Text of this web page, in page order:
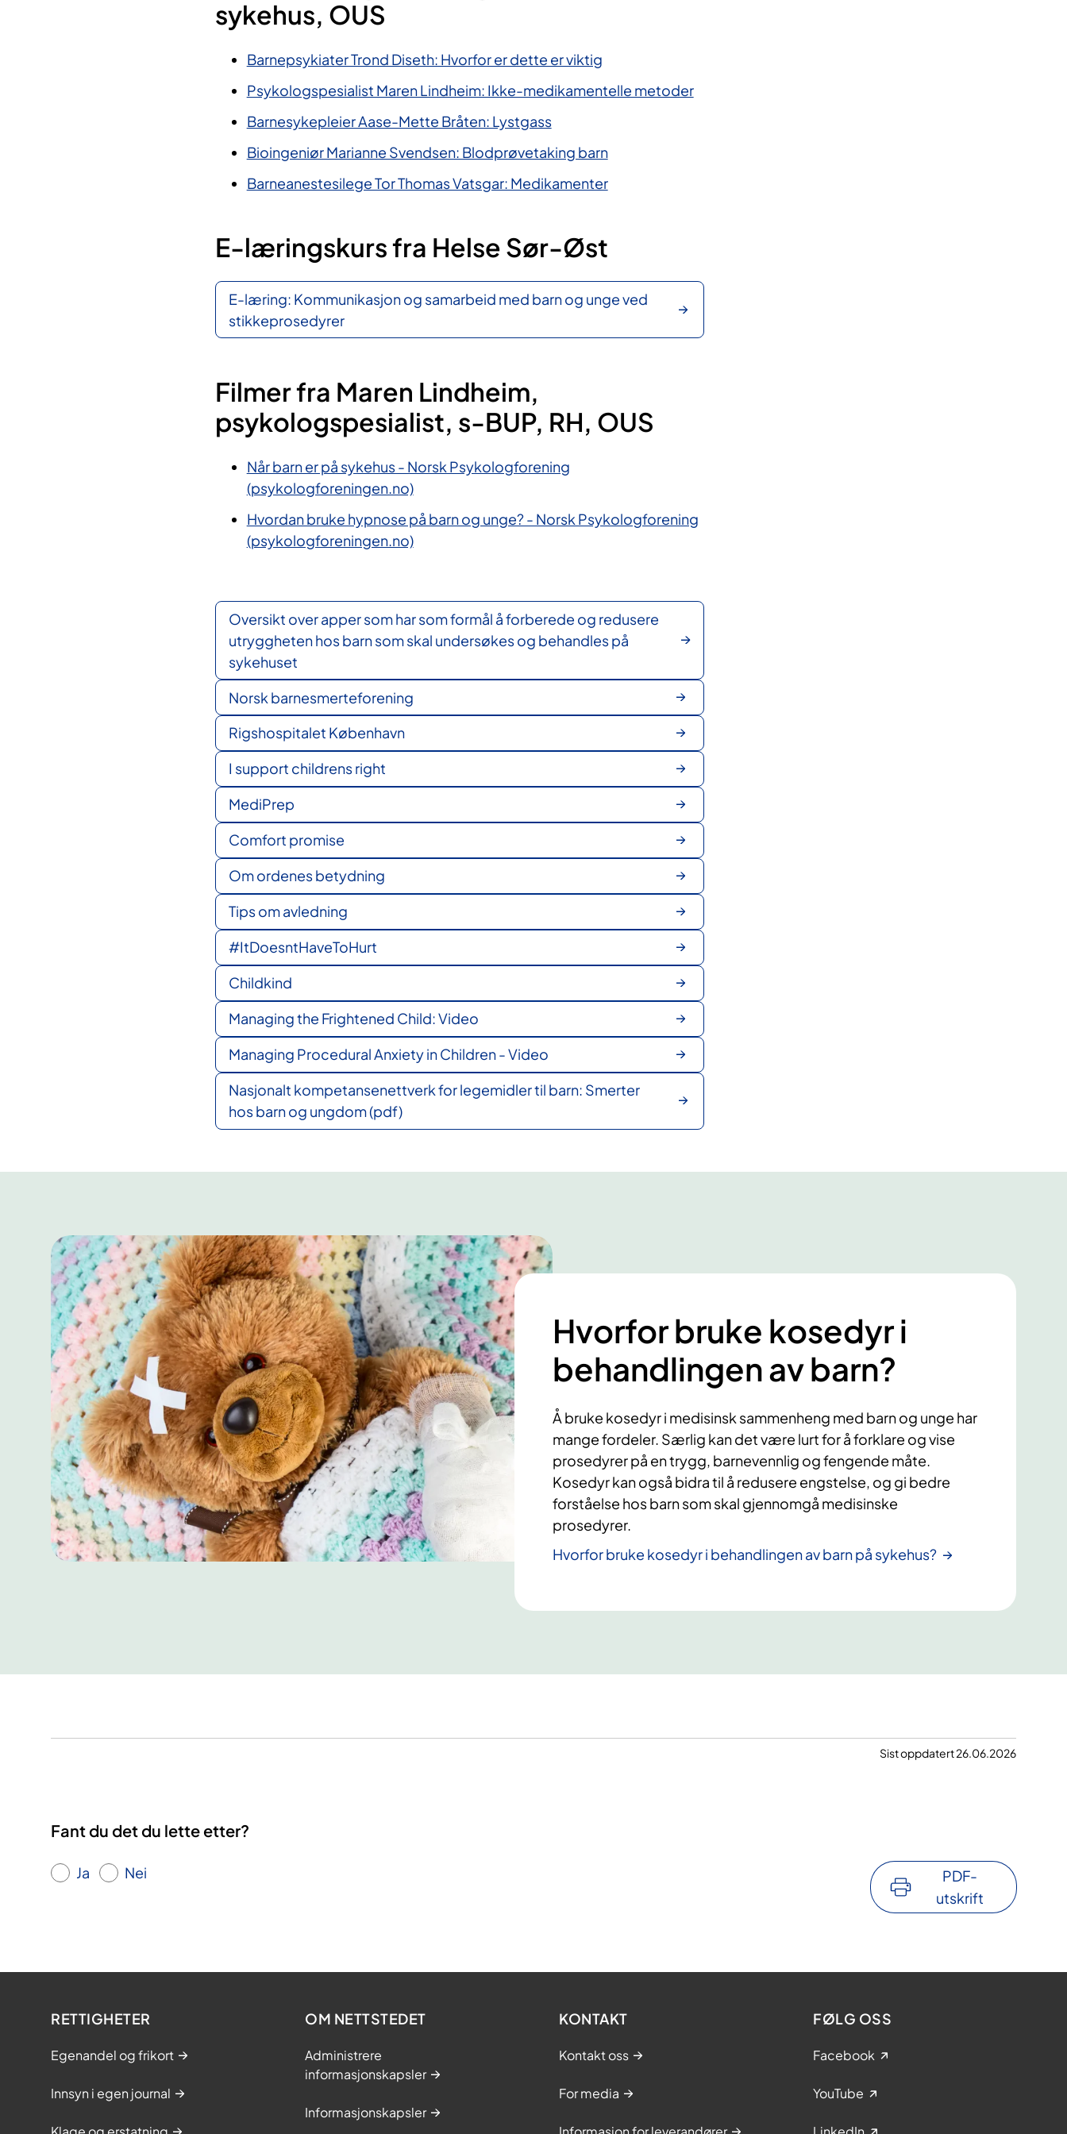
sykehus, OUS
Barnepsykiater Trond Diseth: Hvorfor er dette er viktig
Psykologspesialist Maren Lindheim: Ikke-medikamentelle metoder
Barnesykepleier Aase-Mette Bråten: Lystgass
Bioingeniør Marianne Svendsen: Blodprøvetaking barn
Barneanestesilege Tor Thomas Vatsgar: Medikamenter
E-læringskurs fra Helse Sør-Øst
E-læring: Kommunikasjon og samarbeid med barn og unge ved
stikkeprosedyrer
Filmer fra Maren Lindhe​im,
psykologspesialist, s-BUP, RH, OUS
Når barn er på sykehus - Norsk Psykologforening
(psykologforeningen.no)
Hvordan bruke hypnose på barn og unge? - Norsk Psykologforening
(psykologforeningen.no)​
Oversikt over apper som har som formål å forberede og redusere
utryggheten hos barn som skal undersøkes og behandles på
sykehuset
Norsk barnesmerteforening
Rigshospitalet København
I support childrens right
MediPrep
Comfort promise
Om ordenes betydning
Tips om avledning
#ItDoesntHaveToHurt
Childkind
Managing the Frightened Child: Video
Managing Procedural Anxiety in Children - Video
Nasjonalt kompetansenettverk for legemidler til barn: Smerter
hos barn og ungdom (pdf)
Hvorfor bruke kosedyr i
behandlingen av barn?
Å bruke kosedyr i medisinsk sammenheng med barn og unge har
mange fordeler. Særlig kan det være lurt for å forklare og vise
prosedyrer på en trygg, barnevennlig og fengende måte.
Kosedyr kan også bidra til å redusere engstelse, og gi bedre
forståelse hos barn som skal gjennomgå medisinske
prosedyrer.
Hvorfor bruke kosedyr i behandlingen av barn på sykehus?
Sist oppdatert 26.06.2026
Fant du det du lette etter?
Ja Nei
PDF-
utskrift
RETTIGHETER
Egenandel og frikort
Innsyn i egen journal
OM NETTSTEDET
Administrere
informasjonskapsler
Informasjonskapsler
KONTAKT
Kontakt oss
For media
FØLG OSS
Facebook
YouTube